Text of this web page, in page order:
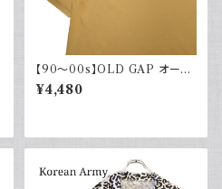
【90～00s】OLD GAP オール
ドギャップ ポロシャツ 無地 古着
マスタードイエロー 夏 大きめ
¥4,480